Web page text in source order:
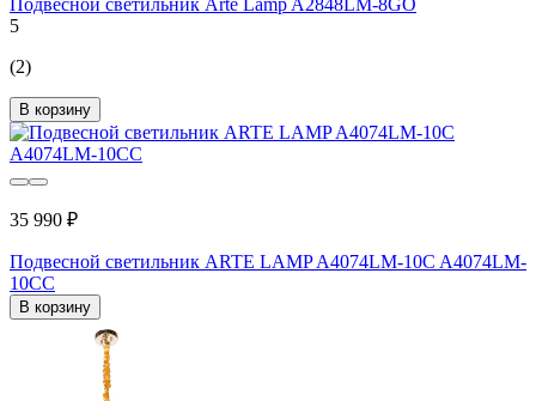
Подвесной светильник Arte Lamp A2848LM-8GO
5
(2)
В корзину
35 990 ₽
Подвесной светильник ARTE LAMP A4074LM-10C A4074LM-
10CC
В корзину